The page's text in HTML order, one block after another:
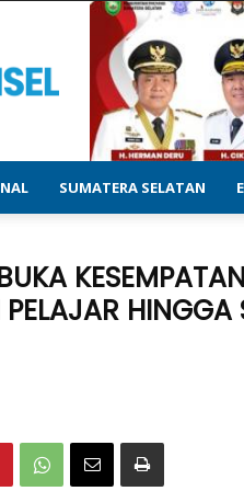
SUMATERA SELATAN
PELAJAR